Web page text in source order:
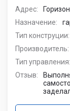
Адрес:
Назначение:
Тип конструции:
Производитель:
Тип управления:
Отзыв: